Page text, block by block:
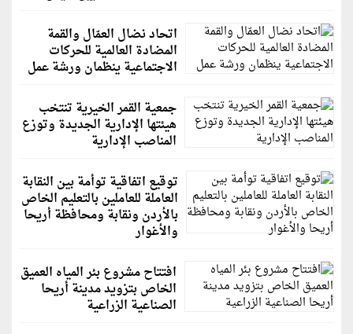
اتحاد نضال العمّال والقمة
المضادة العالمية للحركات
الاجتماعية ينظمان ورشة عمل
جمعية القمر الخيرية تنتخب
هيئتها الإدارية الجديدة وتوزع
المناصب الإدارية
توقيع اتفاقية توأمة بين النقابة
العاملة للعاملين بالتعليم الخاص
بالأردن ونقابة ومحافظة أريحا
والأغوار
افتتاح مشروع بئر المياه العميق
الخاص بتزويد مدينة أريحا
الصناعية الزراعية